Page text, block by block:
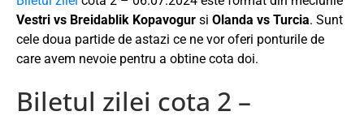
Vestri vs Breidablik Kopavogur si Olanda vs Turcia. Sunt
cele doua partide de astazi ce ne vor oferi ponturile de
care avem nevoie pentru a obtine cota doi.
Biletul zilei cota 2 –